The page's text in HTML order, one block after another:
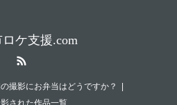
ケ支援.com
撮影にお弁当はどうですか？
された作品一覧